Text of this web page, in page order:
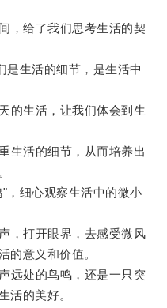
给了我们思考生活的契
生活的细节，是生活中
生活，让我们体会到生
活的细节，从而培养出
细心观察生活中的微小
打开眼界，去感受微风
的意义和价值。
处的鸟鸣，还是一只突
活的美好。